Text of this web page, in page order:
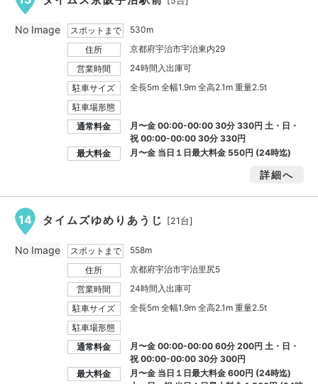
スポットまで
530m
住所
京都府宇治市宇治東内29
営業時間
24時間入出庫可
駐車サイズ
全長5m 全幅1.9m 全高2.1m 重量2.5t
駐車場形態
通常料金
月〜金 00:00-00:00 30分 330円 土・日・
祝 00:00-00:00 30分 330円
最大料金
月〜金 当日１日最大料金 550円 (24時迄)
詳細へ
No Image
14 タイムズゆめりあうじ [21台]
スポットまで
558m
住所
京都府宇治市宇治里尻5
営業時間
24時間入出庫可
駐車サイズ
全長5m 全幅1.9m 全高2.1m 重量2.5t
駐車場形態
通常料金
月〜金 00:00-00:00 60分 200円 土・日・
祝 00:00-00:00 30分 300円
最大料金
月〜金 当日１日最大料金600円 (24時迄)
No Image